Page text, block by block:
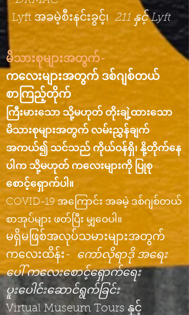
Lyft အခမဲ့စီးနင်းခွင့်၊
211 နှင့် Lyft
မိသားစုများအတွက်-
ကလေးများအတွက် ဒစ်ဂျစ်တယ်
စာကြည့်တိုက်
ကြီးမားသော သို့မဟုတ် တိုးချဲ့ထားသော
မိသားစုများအတွက် လမ်းညွှန်ချက်
အကယ်၍ သင်သည် ကိုယ်ဝန်ရှိ၊ နို့တိုက်နေ
ပါက သို့မဟုတ် ကလေးများကို ပြုစု
စောင့်ရှောက်ပါ။
COVID-19 အကြောင်း အခမဲ့ ဒစ်ဂျစ်တယ်
စာအုပ်များ ဖတ်ပြီး မျှဝေပါ။
မရှိမဖြစ်အလုပ်သမားများအတွက်
ကလေးထိန်း-
ကော်လိုရာဒို အရေး
ပေါ် ကလေးစောင့်ရှောက်ရေး
ပူးပေါင်းဆောင်ရွက်ခြင်း
Virtual Museum Tours နှင့်